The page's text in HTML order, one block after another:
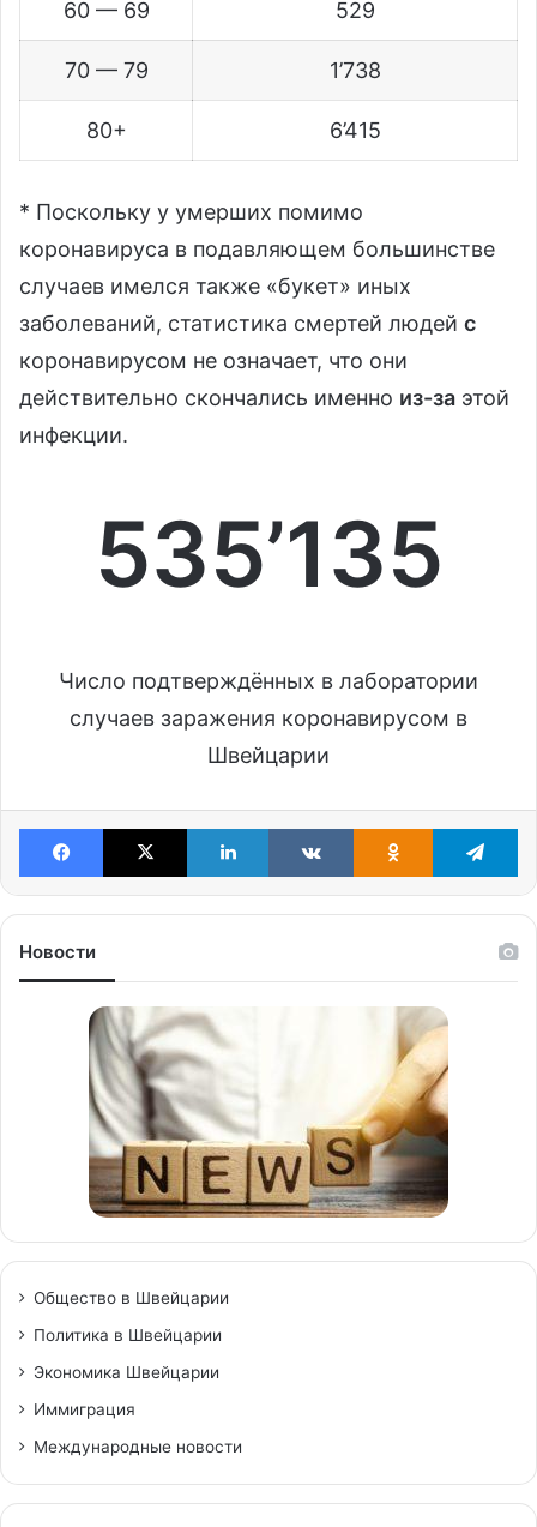
60 — 69 529
70 — 79 1’738
80+ 6’415
* Поскольку у умерших помимо
коронавируса в подавляющем большинстве
случаев имелся также «букет» иных
заболеваний, статистика смертей людей c
коронавирусом не означает, что они
действительно скончались именно из-за этой
инфекции.
535’135
Число подтверждённых в лаборатории
случаев заражения коронавирусом в
Швейцарии
Facebook X LinkedIn VKontakteOdnoklassniki
Новости
Общество в Швейцарии
Политика в Швейцарии
Экономика Швейцарии
Иммиграция
Международные новости